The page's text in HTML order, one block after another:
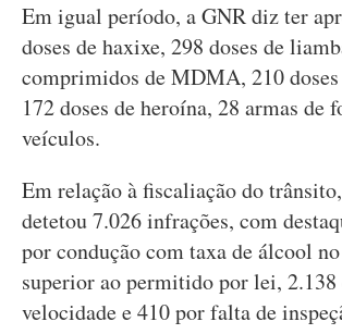
Em igual período, a GNR diz ter
doses de haxixe, 298 doses de
comprimidos de MDMA, 210 doses
172 doses de heroína, 28 armas de
veículos.
Em relação à fiscaliação do
detetou 7.026 infrações, com
por condução com taxa de álcool
superior ao permitido por lei, 2.138
velocidade e 410 por falta de